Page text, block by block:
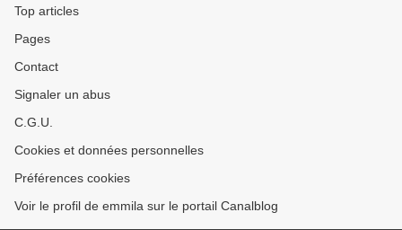
Top articles
Pages
Contact
Signaler un abus
C.G.U.
Cookies et données personnelles
Préférences cookies
Voir le profil de emmila sur le portail Canalblog